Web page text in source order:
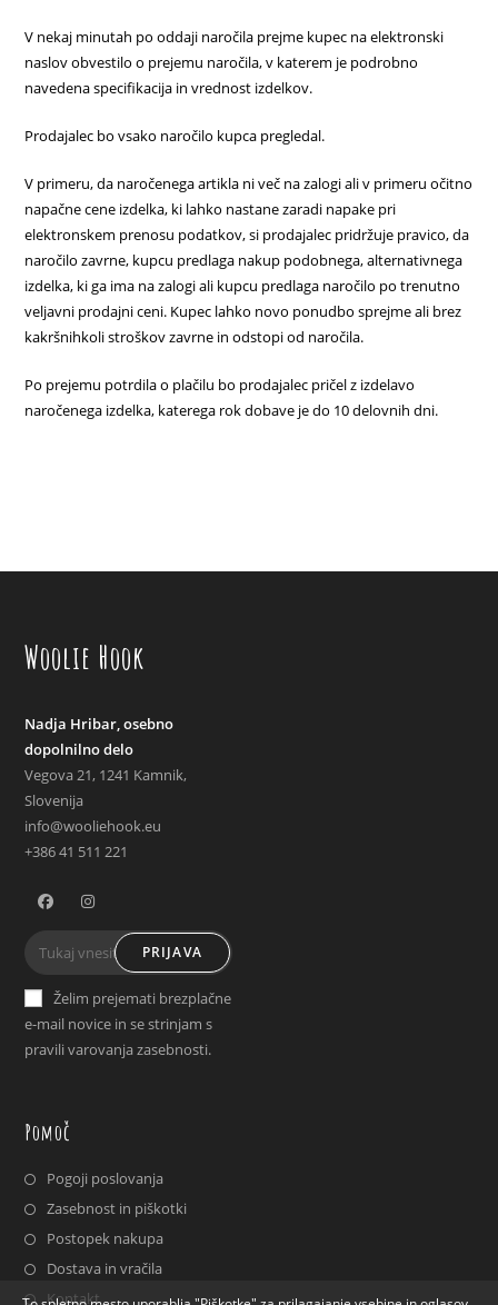
V nekaj minutah po oddaji naročila prejme kupec na elektronski
naslov obvestilo o prejemu naročila, v katerem je podrobno
navedena specifikacija in vrednost izdelkov.
Prodajalec bo vsako naročilo kupca pregledal.
V primeru, da naročenega artikla ni več na zalogi ali v primeru očitno
napačne cene izdelka, ki lahko nastane zaradi napake pri
elektronskem prenosu podatkov, si prodajalec pridržuje pravico, da
naročilo zavrne, kupcu predlaga nakup podobnega, alternativnega
izdelka, ki ga ima na zalogi ali kupcu predlaga naročilo po trenutno
veljavni prodajni ceni. Kupec lahko novo ponudbo sprejme ali brez
kakršnihkoli stroškov zavrne in odstopi od naročila.
Po prejemu potrdila o plačilu bo prodajalec pričel z izdelavo
naročenega izdelka, katerega rok dobave je do 10 delovnih dni.
Woolie Hook
Nadja Hribar, osebno
dopolnilno delo
Vegova 21, 1241 Kamnik,
Slovenija
info@wooliehook.eu
+386 41 511 221
in
new
in
new
PRIJAVA
Želim prejemati brezplačne
e-mail novice in se strinjam s
pravili varovanja zasebnosti.
Pomoč
Pogoji poslovanja
Zasebnost in piškotki
Postopek nakupa
Dostava in vračila
Kontakt